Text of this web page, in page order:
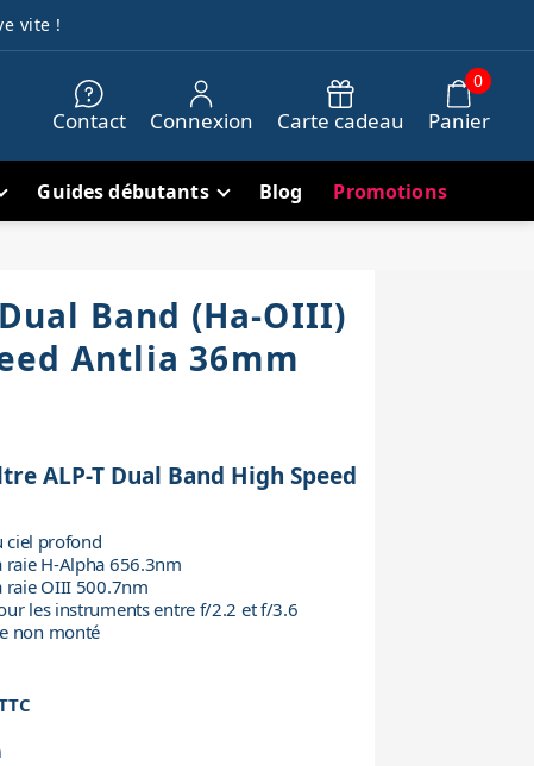
vite !
Contact Connexion Carte cadeau Panier
0
Guides débutants Blog Promotions
Band (Ha-OIII)
Antlia 36mm
ALP-T Dual Band High Speed
ciel profond
raie H-Alpha 656.3nm
raie OIII 500.7nm
les instruments entre f/2.2 et f/3.6
non monté